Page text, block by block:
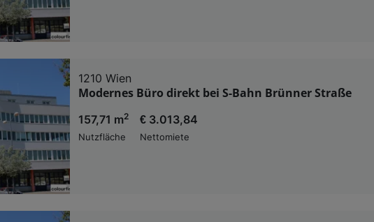
1210 Wien
Modernes Büro direkt bei S-Bahn Brünner Straße
157,71 m2
Nutzfläche
€ 3.013,84
Nettomiete